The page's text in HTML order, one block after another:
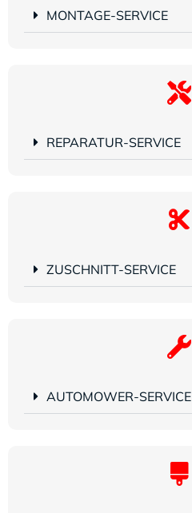
MONTAGE-SERVICE
REPARATUR-SERVICE
ZUSCHNITT-SERVICE
AUTOMOWER-SERVICE